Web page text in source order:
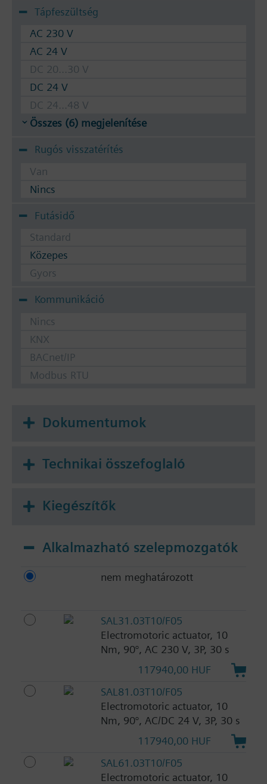
Tápfeszültség
AC 230 V
AC 24 V
DC 20...30 V
DC 24 V
DC 24...48 V
Összes (6) megjelenítése
Rugós visszatérítés
Van
Nincs
Futásidő
Standard
Közepes
Gyors
Kommunikáció
Nincs
KNX
BACnet/IP
Modbus RTU
Dokumentumok
Technikai összefoglaló
Kiegészítők
Alkalmazható szelepmozgatók
nem meghatározott
SAL31.03T10/F05
Electromotoric actuator, 10
Nm, 90°, AC 230 V, 3P, 30 s
117940,00 HUF
SAL81.03T10/F05
Electromotoric actuator, 10
Nm, 90°, AC/DC 24 V, 3P, 30 s
117940,00 HUF
SAL61.03T10/F05
Electromotoric actuator, 10